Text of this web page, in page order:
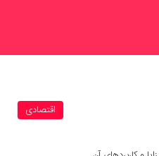
اقتصادی